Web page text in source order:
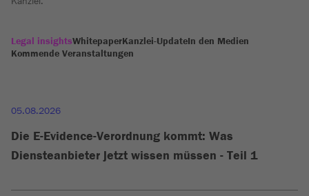
Legal insightsWhitepaperKanzlei-UpdateIn den Medien
Kommende Veranstaltungen
05.08.2026
Die E-Evidence-Verordnung kommt: Was
Diensteanbieter jetzt wissen müssen - Teil 1